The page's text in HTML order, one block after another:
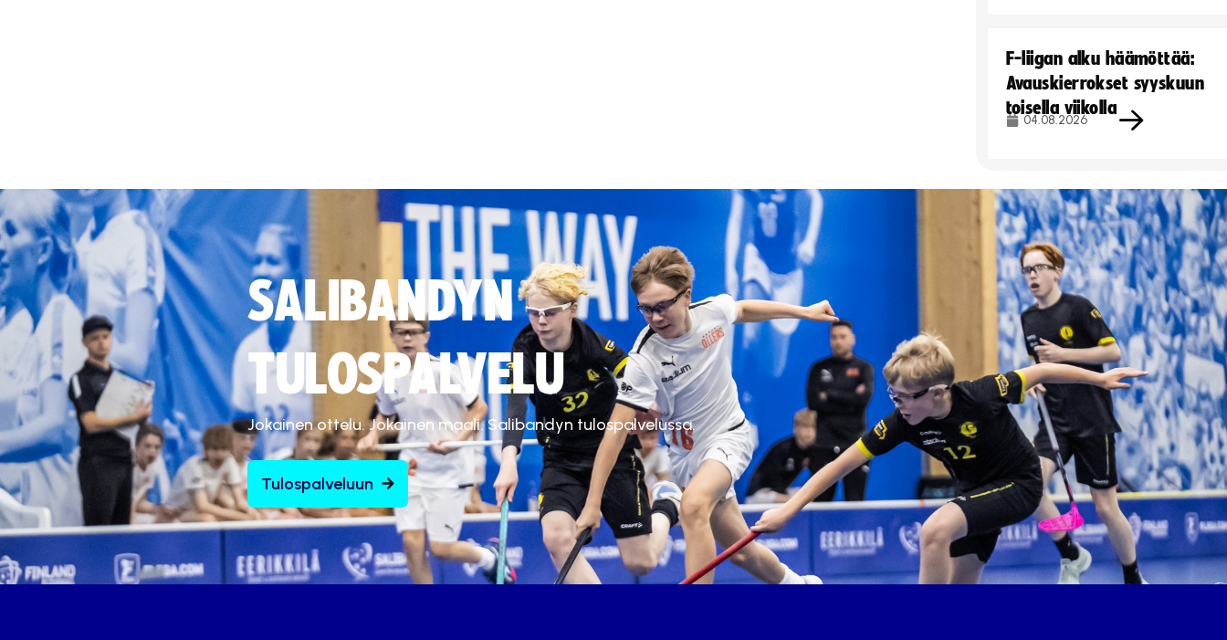
F-liigan alku häämöttää:
Avauskierrokset syyskuun
toisella viikolla
04.08.2026
SALIBANDYN
TULOSPALVELU
Jokainen ottelu. Jokainen maali. Salibandyn tulospalvelussa.
Tulospalveluun